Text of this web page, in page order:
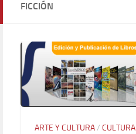
FICCIÓN
ARTE Y CULTURA/ CULTURA